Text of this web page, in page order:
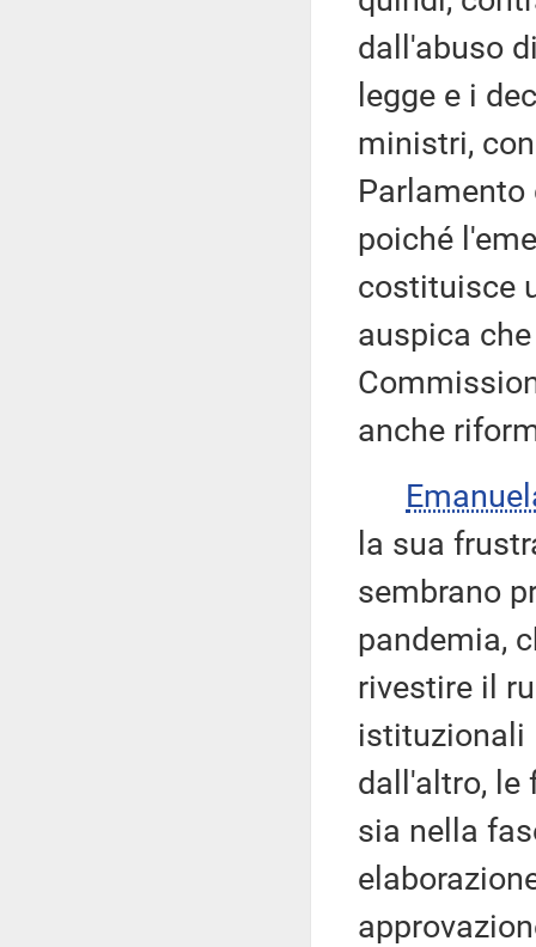
dall'abuso
legge e i
ministri,
poiché
costituisce
auspica
anche
la sua
sembrano
pandemia,
rivestire il
istituzionali
dall'altro, le
sia nella